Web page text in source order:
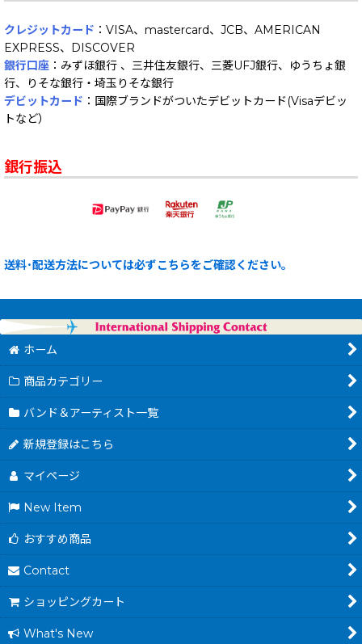
クレジットカード ：VISA、mastercard、JCB、AMERICAN
EXPRESS、DISCOVER
銀行口座 ：みずほ銀行 、三井住友銀行、三菱UFJ銀行、ゆうちょ銀
行、りそな銀行・埼玉りそな銀行
デビットカード ：国際ブランドがついたデビットカード(Visaデビッ
トなど）
銀行振込
送料･配送方法については必ずこちらをご確認ください。
ホーム
商品カテゴリー
バンド＆アーティスト一覧
新規登録はこちら
マイページ
New Item
おすすめ商品
Contact
ショッピングカート
What's New